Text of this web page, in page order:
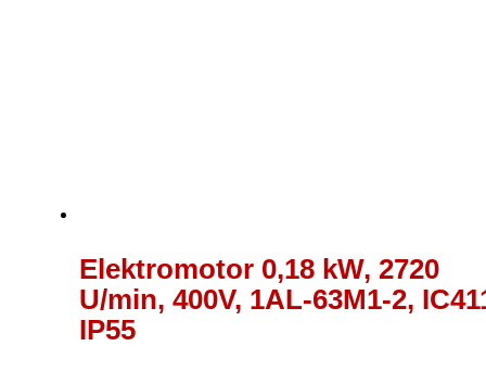
Elektromotor 0,18 kW, 2720
U/min, 400V, 1AL-63M1-2,
IP55